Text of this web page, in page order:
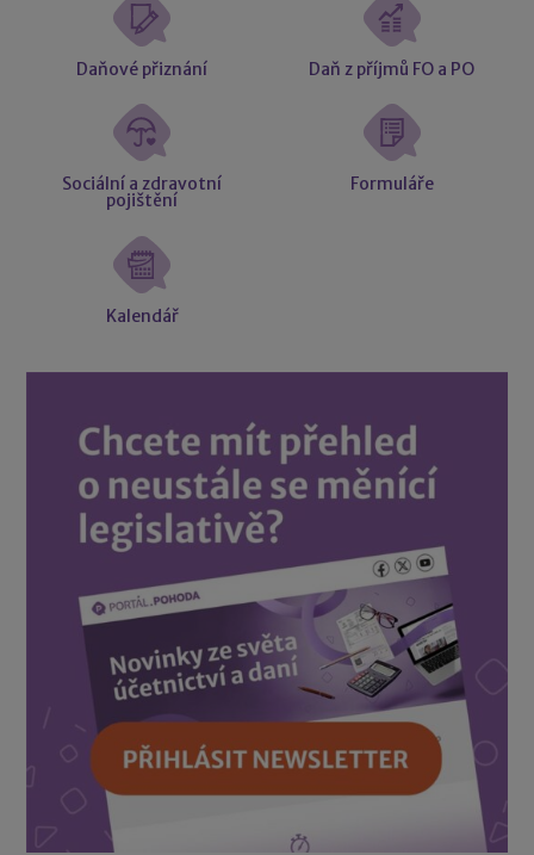
Daňové přiznání Daň z příjmů FO a PO
Sociální a zdravotní
pojištění
Formuláře
Kalendář